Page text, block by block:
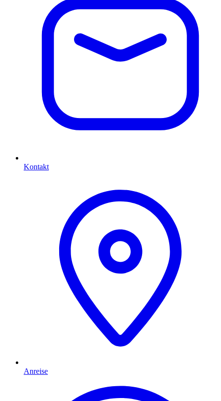
Kontakt
Anreise